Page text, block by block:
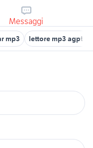
Messaggi
mp3 lettore mp3 agptek